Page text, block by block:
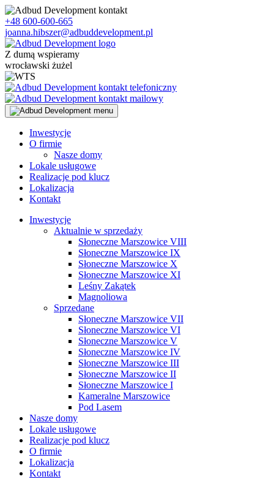
Skip
to
content
+48 600-600-665
joanna.hibszer@adbuddevelopment.pl
Z dumą wspieramy
wrocławski żużel
Inwestycje
O firmie
Nasze domy
Lokale usługowe
Realizacje pod klucz
Lokalizacja
Kontakt
Inwestycje
Aktualnie w sprzedaży
Słoneczne Marszowice VIII
Słoneczne Marszowice IX
Słoneczne Marszowice X
Słoneczne Marszowice XI
Leśny Zakątek
Magnoliowa
Sprzedane
Słoneczne Marszowice VII
Słoneczne Marszowice VI
Słoneczne Marszowice V
Słoneczne Marszowice IV
Słoneczne Marszowice III
Słoneczne Marszowice II
Słoneczne Marszowice I
Kameralne Marszowice
Pod Lasem
Nasze domy
Lokale usługowe
Realizacje pod klucz
O firmie
Lokalizacja
Kontakt